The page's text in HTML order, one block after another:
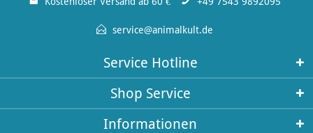
service@animalkult.de
Service Hotline
Shop Service
Informationen